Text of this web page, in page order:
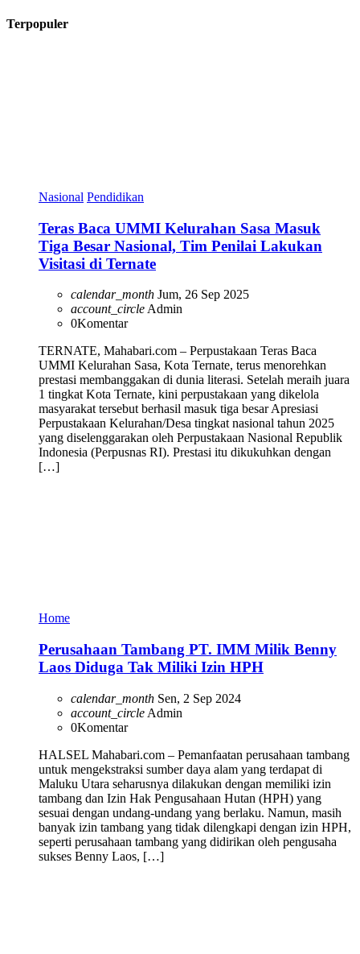
Terpopuler
Nasional Pendidikan
Teras Baca UMMI Kelurahan Sasa Masuk
Tiga Besar Nasional, Tim Penilai Lakukan
Visitasi di Ternate
calendar_month Jum, 26 Sep 2025
account_circleAdmin
0Komentar
TERNATE, Mahabari.com – Perpustakaan Teras Baca
UMMI Kelurahan Sasa, Kota Ternate, terus menorehkan
prestasi membanggakan di dunia literasi. Setelah meraih juara
1 tingkat Kota Ternate, kini perpustakaan yang dikelola
masyarakat tersebut berhasil masuk tiga besar Apresiasi
Perpustakaan Kelurahan/Desa tingkat nasional tahun 2025
yang diselenggarakan oleh Perpustakaan Nasional Republik
Indonesia (Perpusnas RI). Prestasi itu dikukuhkan dengan
[…]
Home
Perusahaan Tambang PT. IMM Milik Benny
Laos Diduga Tak Miliki Izin HPH
calendar_month Sen, 2 Sep 2024
account_circle Admin
0Komentar
HALSEL Mahabari.com – Pemanfaatan perusahaan tambang
untuk mengekstraksi sumber daya alam yang terdapat di
Maluku Utara seharusnya dilakukan dengan memiliki izin
tambang dan Izin Hak Pengusahaan Hutan (HPH) yang
sesuai dengan undang-undang yang berlaku. Namun, masih
banyak izin tambang yang tidak dilengkapi dengan izin HPH,
seperti perusahaan tambang yang didirikan oleh pengusaha
sukses Benny Laos, […]